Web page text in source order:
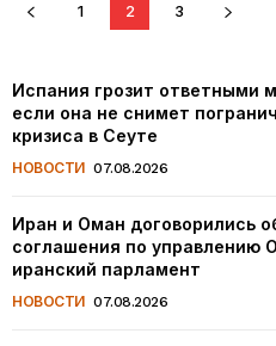
1 2 3
Испания грозит ответными
если она не снимет
кризиса в Сеуте
НОВОСТИ 07.08.2026
Иран и Оман договорились
соглашения по управлению
иранский парламент
НОВОСТИ 07.08.2026